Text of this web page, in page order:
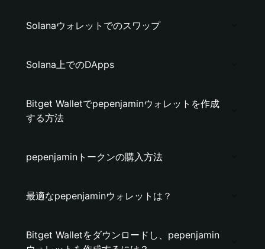
Solanaウォレットでのスワップ
Solana上でのDApps
Bitget Walletでpepenjaminウォレットを作成
する方法
pepenjaminトークンの購入方法
最適なpepenjaminウォレットは？
Bitget Walletをダウンロードし、pepenjamin